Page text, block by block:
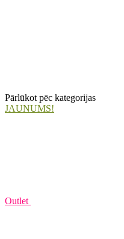
Pārlūkot pēc kategorijas
JAUNUMS!
Outlet